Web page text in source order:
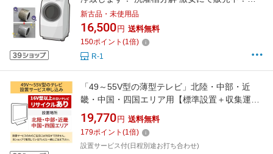
洗濯機と同時購入のみに対応
新古品・未使用品
16,500 円 送料無料
150ポイント (1倍)
R-1
「49～55V型の薄型テレビ」北陸・中部・近
畿・中国・四国エリア用【標準設置＋収集運搬
料金＋家電リサイクル券】16型以上の古いテレ
ビの引き取りあり／代引き支払い不可
19,770 円 送料無料
179ポイント (1倍)
設置サービス付(日程別途お打ち合わせ)